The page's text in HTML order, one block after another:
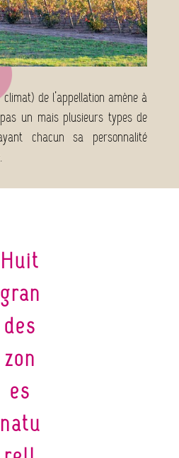
de l’appellation amène à
un mais plusieurs types de
chacun sa personnalité
Huit
gran
des
zon
es
natu